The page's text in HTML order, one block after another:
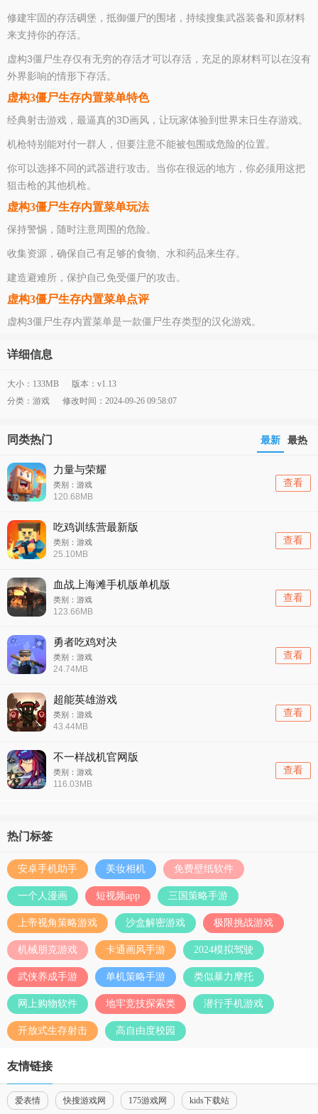
修建牢固的存活碉堡，抵御僵尸的围堵，持续搜集武器装备和原材料
来支持你的存活。
虚构3僵尸生存仅有无穷的存活才可以存活，充足的原材料可以在沒有
外界影响的情形下存活。
虚构3僵尸生存内置菜单特色
经典射击游戏，最逼真的3D画风，让玩家体验到世界末日生存游戏。
机枪特别能对付一群人，但要注意不能被包围或危险的位置。
你可以选择不同的武器进行攻击。当你在很远的地方，你必须用这把
狙击枪的其他机枪。
虚构3僵尸生存内置菜单玩法
保持警惕，随时注意周围的危险。
收集资源，确保自己有足够的食物、水和药品来生存。
建造避难所，保护自己免受僵尸的攻击。
虚构3僵尸生存内置菜单点评
虚构3僵尸生存内置菜单是一款僵尸生存类型的汉化游戏。
详细信息
大小：133MB
版本：v1.13
分类：游戏
修改时间：2024-09-26 09:58:07
同类热门 最新 最热
力量与荣耀
类别：游戏
120.68MB
查看
吃鸡训练营最新版
类别：游戏
25.10MB
查看
血战上海滩手机版单机版
类别：游戏
123.66MB
查看
勇者吃鸡对决
类别：游戏
24.74MB
查看
超能英雄游戏
类别：游戏
43.44MB
查看
不一样战机官网版
类别：游戏
116.03MB
查看
热门标签
安卓手机助手 美妆相机 免费壁纸软件
一个人漫画 短视频app 三国策略手游
上帝视角策略游戏 沙盒解密游戏 极限挑战游戏
机械朋克游戏 卡通画风手游 2024模拟驾驶
武侠养成手游 单机策略手游 类似暴力摩托
网上购物软件 地牢竞技探索类 潜行手机游戏
开放式生存射击 高自由度校园
友情链接
爱表情 快搜游戏网 175游戏网 kids下载站